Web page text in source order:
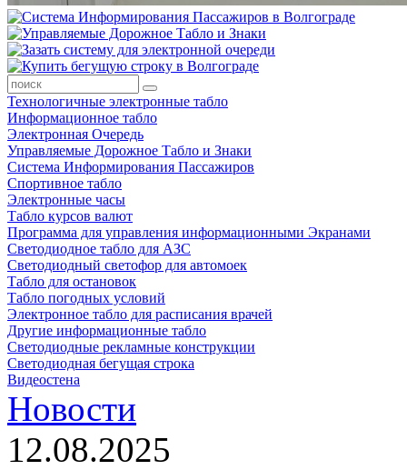
Технологичные электронные табло
Информационное табло
Электронная Очередь
Управляемые Дорожное Табло и Знаки
Система Информирования Пассажиров
Спортивное табло
Электронные часы
Табло курсов валют
Программа для управления информационными Экранами
Светодиодное табло для АЗС
Светодиодный светофор для автомоек
Табло для остановок
Табло погодных условий
Электронное табло для расписания врачей
Другие информационные табло
Светодиодные рекламные конструкции
Светодиодная бегущая строка
Видеостена
Новости
12.08.2025